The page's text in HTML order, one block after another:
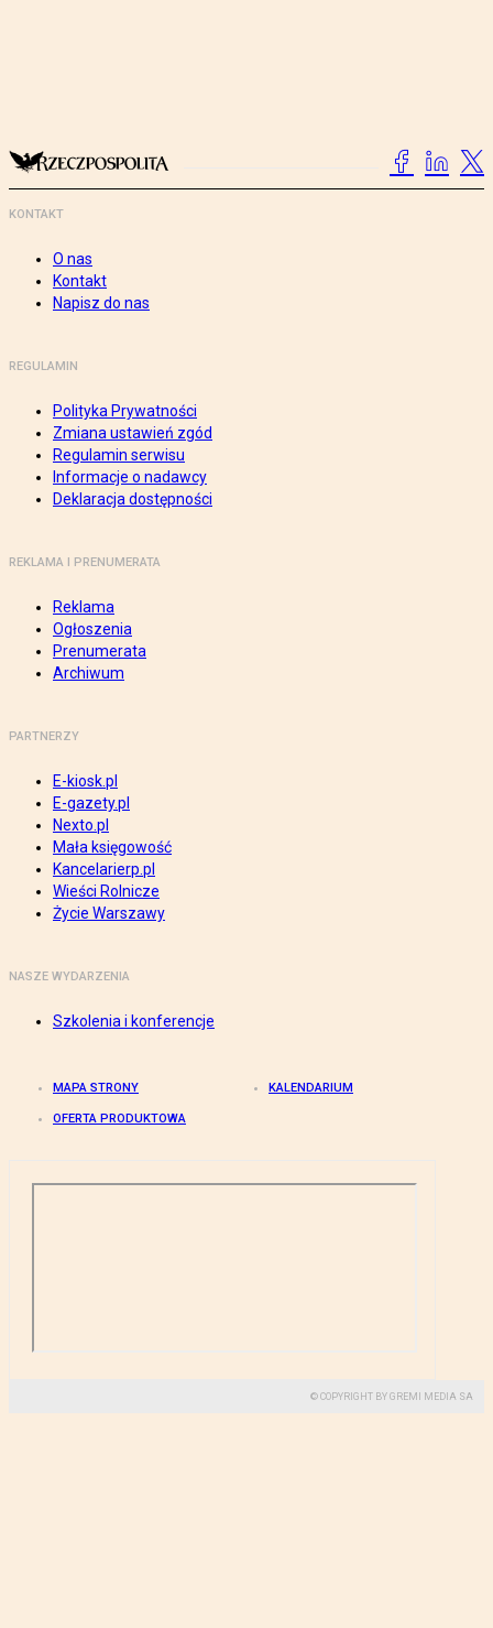
KONTAKT
O nas
Kontakt
Napisz do nas
REGULAMIN
Polityka Prywatności
Zmiana ustawień zgód
Regulamin serwisu
Informacje o nadawcy
Deklaracja dostępności
REKLAMA I PRENUMERATA
Reklama
Ogłoszenia
Prenumerata
Archiwum
PARTNERZY
E-kiosk.pl
E-gazety.pl
Nexto.pl
Mała księgowość
Kancelarierp.pl
Wieści Rolnicze
Życie Warszawy
NASZE WYDARZENIA
Szkolenia i konferencje
MAPA STRONY KALENDARIUM
OFERTA PRODUKTOWA
© COPYRIGHT BY GREMI MEDIA SA